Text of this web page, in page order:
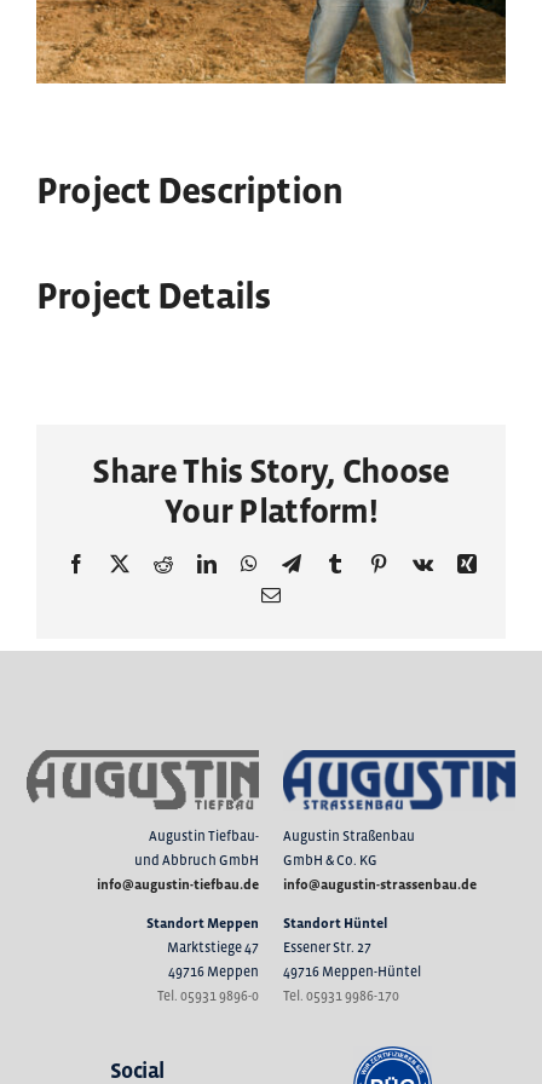
Impressum
Project Description
Project Details
Share This Story, Choose
Your Platform!
Facebook
X RedditLinkedInWhatsApp
TelegramTumblrPinterest
Vk
Xing
E-
Augustin Tiefbau-
und Abbruch GmbH
info@augustin-tiefbau.de
Standort Meppen
Marktstiege 47
49716 Meppen
Tel. 059319896-0
Social
Augustin Straßenbau
GmbH & Co. KG
info@augustin-strassenbau.de
Standort Hüntel
Essener Str. 27
49716 Meppen-Hüntel
Tel. 05931 9986-170